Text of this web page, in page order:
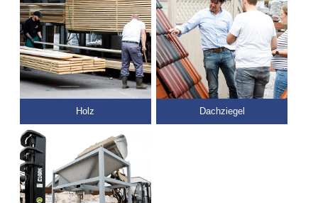
Holz Dachziegel